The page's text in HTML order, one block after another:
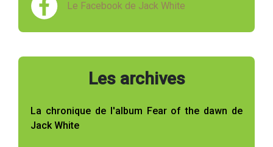
Le Facebook de Jack White
Les archives
La chronique de l'album Fear of the dawn de
Jack White